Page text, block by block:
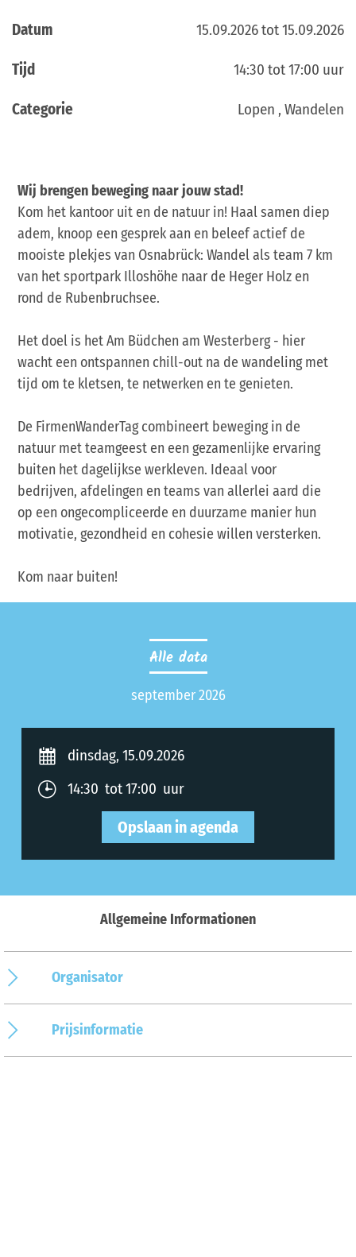
Datum 15.09.2026 tot 15.09.2026
Tijd 14:30 tot 17:00 uur
Categorie Lopen , Wandelen
Wij brengen beweging naar jouw stad!
Kom het kantoor uit en de natuur in! Haal samen diep
adem, knoop een gesprek aan en beleef actief de
mooiste plekjes van Osnabrück: Wandel als team 7 km
van het sportpark Illoshöhe naar de Heger Holz en
rond de Rubenbruchsee.
Het doel is het Am Büdchen am Westerberg - hier
wacht een ontspannen chill-out na de wandeling met
tijd om te kletsen, te netwerken en te genieten.
De FirmenWanderTag combineert beweging in de
natuur met teamgeest en een gezamenlijke ervaring
buiten het dagelijkse werkleven. Ideaal voor
bedrijven, afdelingen en teams van allerlei aard die
op een ongecompliceerde en duurzame manier hun
motivatie, gezondheid en cohesie willen versterken.
Kom naar buiten!
Alle data
september 2026
dinsdag, 15.09.2026
14:30 tot 17:00 uur
Opslaan in agenda
Allgemeine Informationen
Organisator
Prijsinformatie